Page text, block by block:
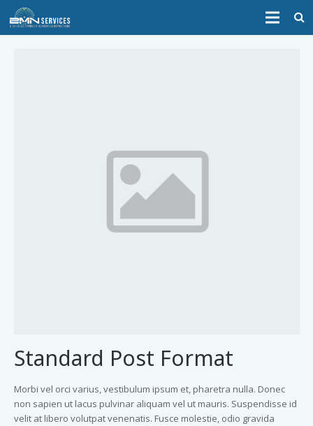
Standard Post Format
Morbi vel orci varius, vestibulum ipsum et, pharetra nulla. Donec
non sapien ut lacus pulvinar aliquam vel ut mauris. Suspendisse id
velit at libero volutpat venenatis. Fusce molestie, odio gravida